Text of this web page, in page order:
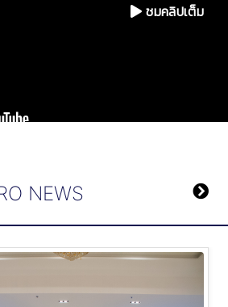
ชมคลิปเต็ม
NEWS